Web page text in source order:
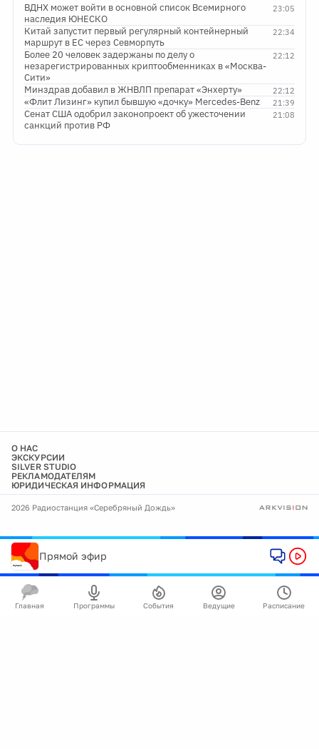
23:05
ВДНХ может войти в основной список Всемирного
наследия ЮНЕСКО
22:34
Китай запустит первый регулярный контейнерный
маршрут в ЕС через Севморпуть
22:12
Более 20 человек задержаны по делу о
незарегистрированных криптообменниках в «Москва-
Сити»
22:12
Минздрав добавил в ЖНВЛП препарат «Энхерту»
21:39
«Флит Лизинг» купил бывшую «дочку» Mercedes-Benz
21:08
Сенат США одобрил законопроект об ужесточении
санкций против РФ
О НАС
ЭКСКУРСИИ
SILVER STUDIO
РЕКЛАМОДАТЕЛЯМ
ЮРИДИЧЕСКАЯ ИНФОРМАЦИЯ
2026 Радиостанция «Серебряный Дождь»
Прямой эфир
Главная Программы События Ведущие Расписание